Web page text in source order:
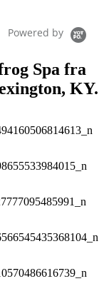
Powered by
Spa fra
KY.